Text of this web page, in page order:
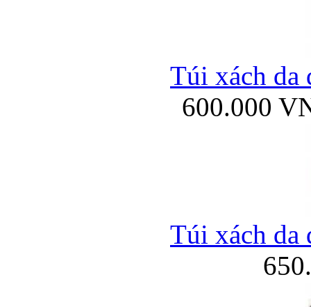
Túi xách da
600.000
Túi xách da